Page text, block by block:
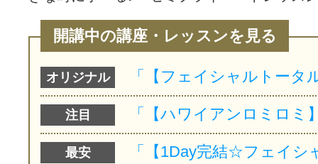
開講中の講座・レッスンを見る
オリジナル
注目
最安